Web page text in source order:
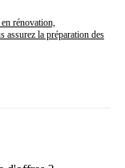
rénovation,
assurez la préparation des